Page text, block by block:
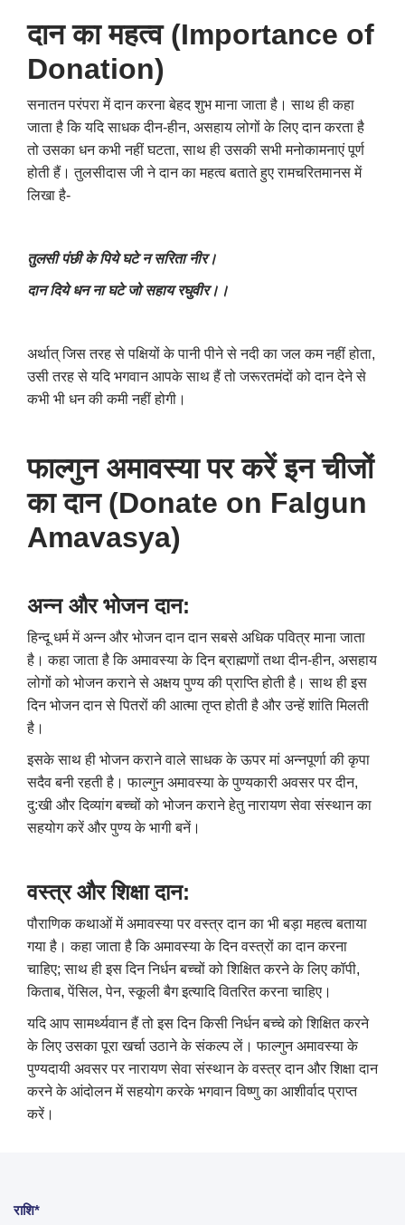
दान का महत्व (Importance of
Donation)
सनातन परंपरा में दान करना बेहद शुभ माना जाता है। साथ ही कहा
जाता है कि यदि साधक दीन-हीन, असहाय लोगों के लिए दान करता है
तो उसका धन कभी नहीं घटता,साथ ही उसकी सभी मनोकामनाएं पूर्ण
होती हैं। तुलसीदास जी ने दान का महत्व बताते हुए रामचरितमानस में
लिखा है-
तुलसी पंछी के पिये घटे न सरिता नीर।
दान दिये धन ना घटे जो सहाय रघुवीर।।
अर्थात् जिस तरह से पक्षियों के पानी पीने से नदी का जल कम नहीं होता,
उसी तरह से यदि भगवान आपके साथ हैं तो जरूरतमंदों को दान देने से
कभी भी धन की कमी नहीं होगी।
फाल्गुन अमावस्या पर करें इन चीजों
का दान (Donate on Falgun
Amavasya)
अन्न और भोजन दान:
हिन्दू धर्म में अन्न और भोजन दान दान सबसे अधिक पवित्र माना जाता
है। कहा जाता है कि अमावस्या के दिन ब्राह्मणों तथा दीन-हीन, असहाय
लोगों को भोजन कराने से अक्षय पुण्य की प्राप्ति होती है। साथ ही इस
दिन भोजन दान से पितरों की आत्मा तृप्त होती है और उन्हें शांति मिलती
है।
इसके साथ ही भोजन कराने वाले साधक के ऊपर मां अन्नपूर्णा की कृपा
सदैव बनी रहती है। फाल्गुन अमावस्या के पुण्यकारी अवसर पर दीन,
दु:खी और दिव्यांग बच्चों को भोजन कराने हेतु नारायण सेवा संस्थान का
सहयोग करें और पुण्य के भागी बनें।
वस्त्र और शिक्षा दान:
पौराणिक कथाओं में अमावस्या पर वस्त्र दान का भी बड़ा महत्व बताया
गया है। कहा जाता है कि अमावस्या के दिन वस्त्रों का दान करना
चाहिए;साथ ही इस दिन निर्धन बच्चों को शिक्षित करने के लिए कॉपी,
किताब,पेंसिल,पेन,स्कूली बैग इत्यादि वितरित करना चाहिए।
यदि आप सामर्थ्यवान हैं तो इस दिन किसी निर्धन बच्चे को शिक्षित करने
के लिए उसका पूरा खर्चा उठाने के संकल्प लें। फाल्गुन अमावस्या के
पुण्यदायी अवसर पर नारायण सेवा संस्थान के वस्त्र दान और शिक्षा दान
करने के आंदोलन में सहयोग करके भगवान विष्णु का आशीर्वाद प्राप्त
करें।
राशि*